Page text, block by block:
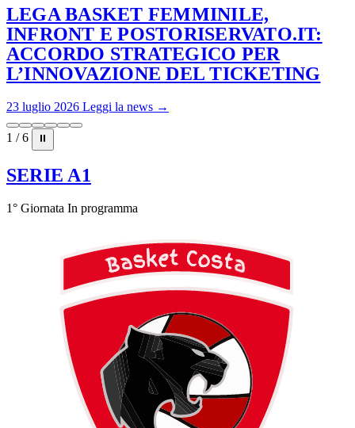
LEGA BASKET FEMMINILE,
INFRONT E POSTORISERVATO.IT:
ACCORDO STRATEGICO PER
L’INNOVAZIONE DEL TICKETING
23 luglio 2026 Leggi la news →
1 / 6 ⏸
SERIE A1
1° Giornata In programma